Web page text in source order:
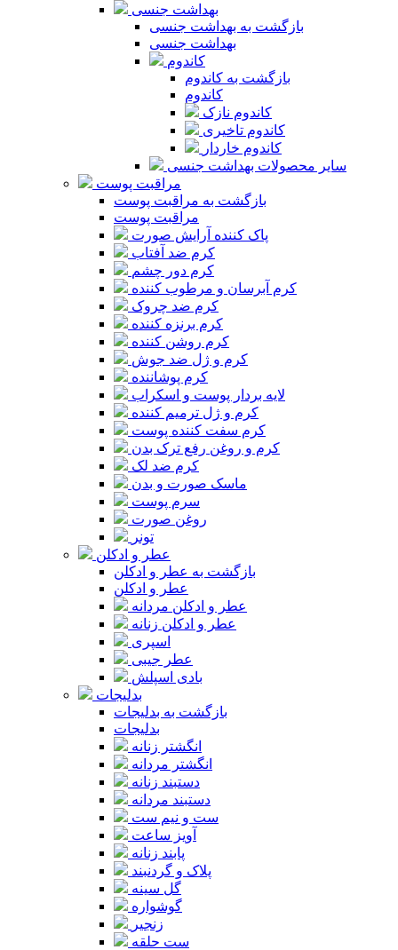
بهداشت جنسی
بازگشت به بهداشت جنسی
بهداشت جنسی
کاندوم
بازگشت به کاندوم
کاندوم
کاندوم نازک
کاندوم تاخیری
کاندوم خاردار
سایر محصولات بهداشت جنسی
مراقبت پوست
بازگشت به مراقبت پوست
مراقبت پوست
پاک کننده آرایش صورت
کرم ضد آفتاب
کرم دور چشم
کرم آبرسان و مرطوب کننده
کرم ضد چروک
کرم برنزه کننده
کرم روشن کننده
کرم و ژل ضد جوش
کرم پوشاننده
لایه بردار پوست و اسکراب
کرم و ژل ترمیم کننده
کرم سفت کننده پوست
کرم و روغن رفع ترک بدن
کرم ضد لک
ماسک صورت و بدن
سرم پوست
روغن صورت
تونر
عطر و ادکلن
بازگشت به عطر و ادکلن
عطر و ادکلن
عطر و ادکلن مردانه
عطر و ادکلن زنانه
اسپری
عطر جیبی
بادی اسپلش
بدلیجات
بازگشت به بدلیجات
بدلیجات
انگشتر زنانه
انگشتر مردانه
دستبند زنانه
دستبند مردانه
ست و نیم ست
آویز ساعت
پابند زنانه
پلاک و گردنبند
گل سینه
گوشواره
زنجیر
ست حلقه